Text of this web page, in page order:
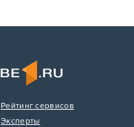
Рейтинг сервисов
Эксперты